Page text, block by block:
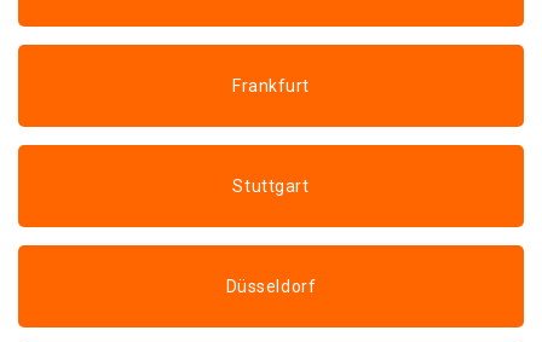
Frankfurt
Stuttgart
Düsseldorf